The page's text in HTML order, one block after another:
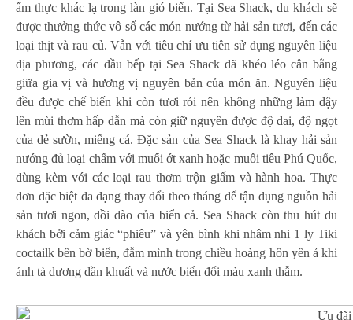
ẩm thực khác lạ trong làn gió biển. Tại Sea Shack, du khách sẽ
được thưởng thức vô số các món nướng từ hải sản tươi, đến các
loại thịt và rau củ. Vẫn với tiêu chí ưu tiên sử dụng nguyên liệu
địa phương, các đầu bếp tại Sea Shack đã khéo léo cân bằng
giữa gia vị và hương vị nguyên bản của món ăn. Nguyên liệu
đều được chế biến khi còn tươi rói nên không những làm dậy
lên mùi thơm hấp dẫn mà còn giữ nguyên được độ dai, độ ngọt
của dẻ sườn, miếng cá. Đặc sản của Sea Shack là khay hải sản
nướng đủ loại chấm với muối ớt xanh hoặc muối tiêu Phú Quốc,
dùng kèm với các loại rau thơm trộn giấm và hành hoa. Thực
đơn đặc biệt đa dạng thay đổi theo tháng để tận dụng nguồn hải
sản tươi ngon, dồi dào của biển cả. Sea Shack còn thu hút du
khách bởi cảm giác “phiêu” và yên bình khi nhâm nhi 1 ly Tiki
coctailk bên bờ biển, đẫm mình trong chiều hoàng hôn yên ả khi
ánh tà dương dần khuất và nước biển đổi màu xanh thẫm.